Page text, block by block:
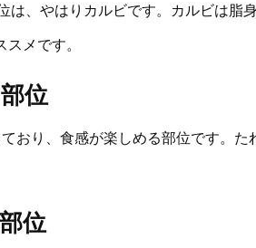
は、やはりカルビです。カルビは脂
メです。
位
おり、食感が楽しめる部位です。
位